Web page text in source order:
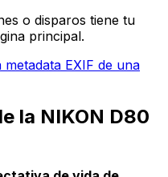
o disparos tiene tu
principal.
EXIF de una
la NIKON D80